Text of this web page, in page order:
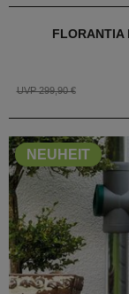
UVP 299,90 €
NEUHEIT